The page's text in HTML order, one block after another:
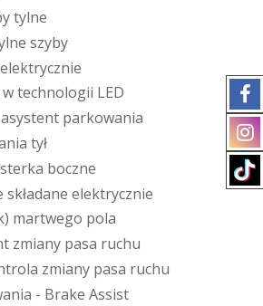
ytylne
lne szyby
elektrycznie
wtechnologii LED
asystent parkowania
nia tył
sterka boczne
składane elektrycznie
) martwego pola
t zmiany pasa ruchu
trola zmiany pasa ruchu
ania - Brake Assist